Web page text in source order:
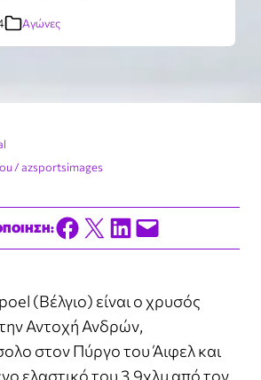
Αγώνες
/ azsportsimages
Share on Facebook Share on X Share on LinkedIn Email this Page
(Βέλγιο) είναι ο χρυσός
Αντοχή Ανδρών,
στον Πύργο του Άιφελ και
ελαστικό του 3,9χλμ από τον